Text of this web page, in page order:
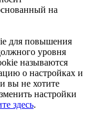
на
для повышения
уровня
называются
о настройках и
вы не хотите
настройки
здесь.